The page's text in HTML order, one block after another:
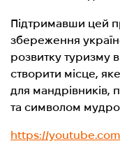
Підтримавши цей
збереження
розвитку туризму
створити місце,
для мандрівників,
та символом
https://